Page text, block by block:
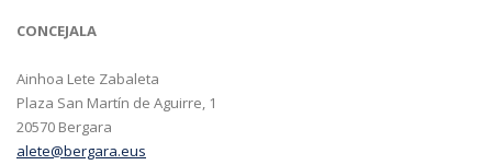
CONCEJALA
Ainhoa Lete Zabaleta
Plaza San Martín de Aguirre, 1
20570 Bergara
alete@bergara.eus